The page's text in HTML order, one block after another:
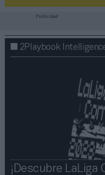
Publicidad
2Playbook
¡Descubre LaLiga